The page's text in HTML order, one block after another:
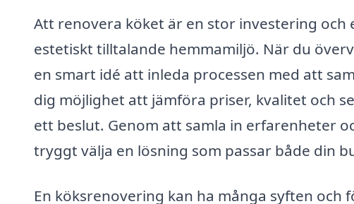
Att renovera köket är en stor investering
estetiskt tilltalande hemmamiljö. När du
en smart idé att inleda processen med att
dig möjlighet att jämföra priser, kvalitet och
ett beslut. Genom att samla in erfarenheter
tryggt välja en lösning som passar både din
En köksrenovering kan ha många syften och